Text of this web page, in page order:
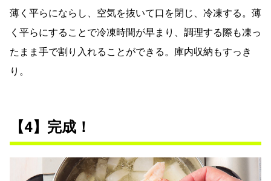
薄く平らにならし、空気を抜いて口を閉じ、冷凍する。薄
く平らにすることで冷凍時間が早まり、調理する際も凍っ
たまま手で割り入れることができる。庫内収納もすっき
り。
【4】完成！